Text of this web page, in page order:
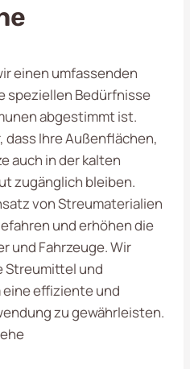
einen umfassenden
speziellen Bedürfnisse
abgestimmt ist.
dass Ihre Außenflächen,
auch in der kalten
zugänglich bleiben.
von Streumaterialien
und erhöhen die
und Fahrzeuge. Wir
Streumittel und
eine effiziente und
zu gewährleisten.